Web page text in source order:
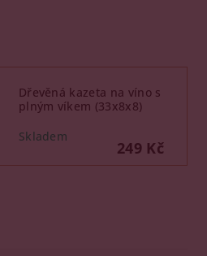
Dřevěná kazeta na víno s
plným víkem (33x8x8)
249 Kč